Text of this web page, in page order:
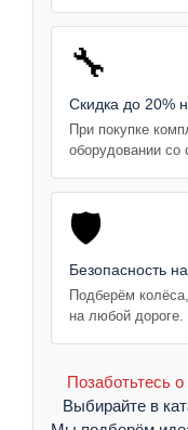
🔧
Скидка до 20%
При покупке
оборудовании со
🛡️
Безопасность
Подберём
на любой дороге.
Позаботьтесь
Выбирайте в